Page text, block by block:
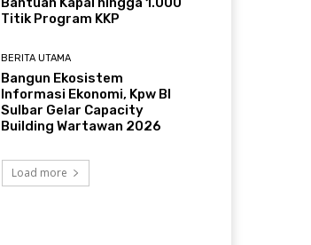
Titik Program KKP
BERITA UTAMA
Bangun Ekosistem
Informasi Ekonomi, Kpw BI
Sulbar Gelar Capacity
Building Wartawan 2026
Load more